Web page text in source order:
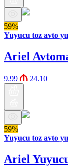
59%
Yuyucu toz avto
Ariel
9.99 24.10
59%
Yuyucu toz avto
Ariel